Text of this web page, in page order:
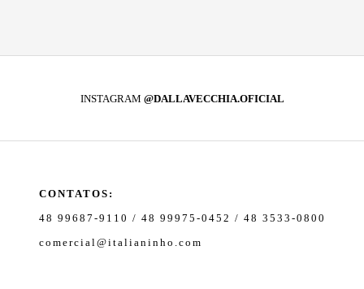
INSTAGRAM @DALLAVECCHIA.OFICIAL
CONTATOS:
48 99687-9110 / 48 99975-0452 / 48 3533-0800
comercial@italianinho.com